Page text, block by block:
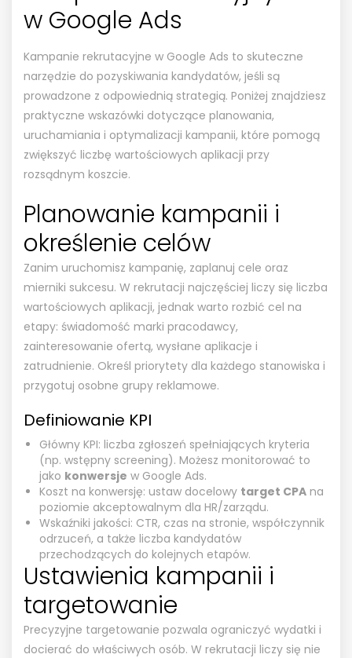
w Google Ads
Kampanie rekrutacyjne w Google Ads to skuteczne
narzędzie do pozyskiwania kandydatów, jeśli są
prowadzone z odpowiednią strategią. Poniżej znajdziesz
praktyczne wskazówki dotyczące planowania,
uruchamiania i optymalizacji kampanii, które pomogą
zwiększyć liczbę wartościowych aplikacji przy
rozsądnym koszcie.
Planowanie kampanii i
określenie celów
Zanim uruchomisz kampanię, zaplanuj cele oraz
mierniki sukcesu. W rekrutacji najczęściej liczy się liczba
wartościowych aplikacji, jednak warto rozbić cel na
etapy: świadomość marki pracodawcy,
zainteresowanie ofertą, wysłane aplikacje i
zatrudnienie. Określ priorytety dla każdego stanowiska i
przygotuj osobne grupy reklamowe.
Definiowanie KPI
Główny KPI: liczba zgłoszeń spełniających kryteria
(np. wstępny screening). Możesz monitorować to
jako konwersje w Google Ads.
Koszt na konwersję: ustaw docelowy target CPA na
poziomie akceptowalnym dla HR/zarządu.
Wskaźniki jakości: CTR, czas na stronie, współczynnik
odrzuceń, a także liczba kandydatów
przechodzących do kolejnych etapów.
Ustawienia kampanii i
targetowanie
Precyzyjne targetowanie pozwala ograniczyć wydatki i
docierać do właściwych osób. W rekrutacji liczy się nie